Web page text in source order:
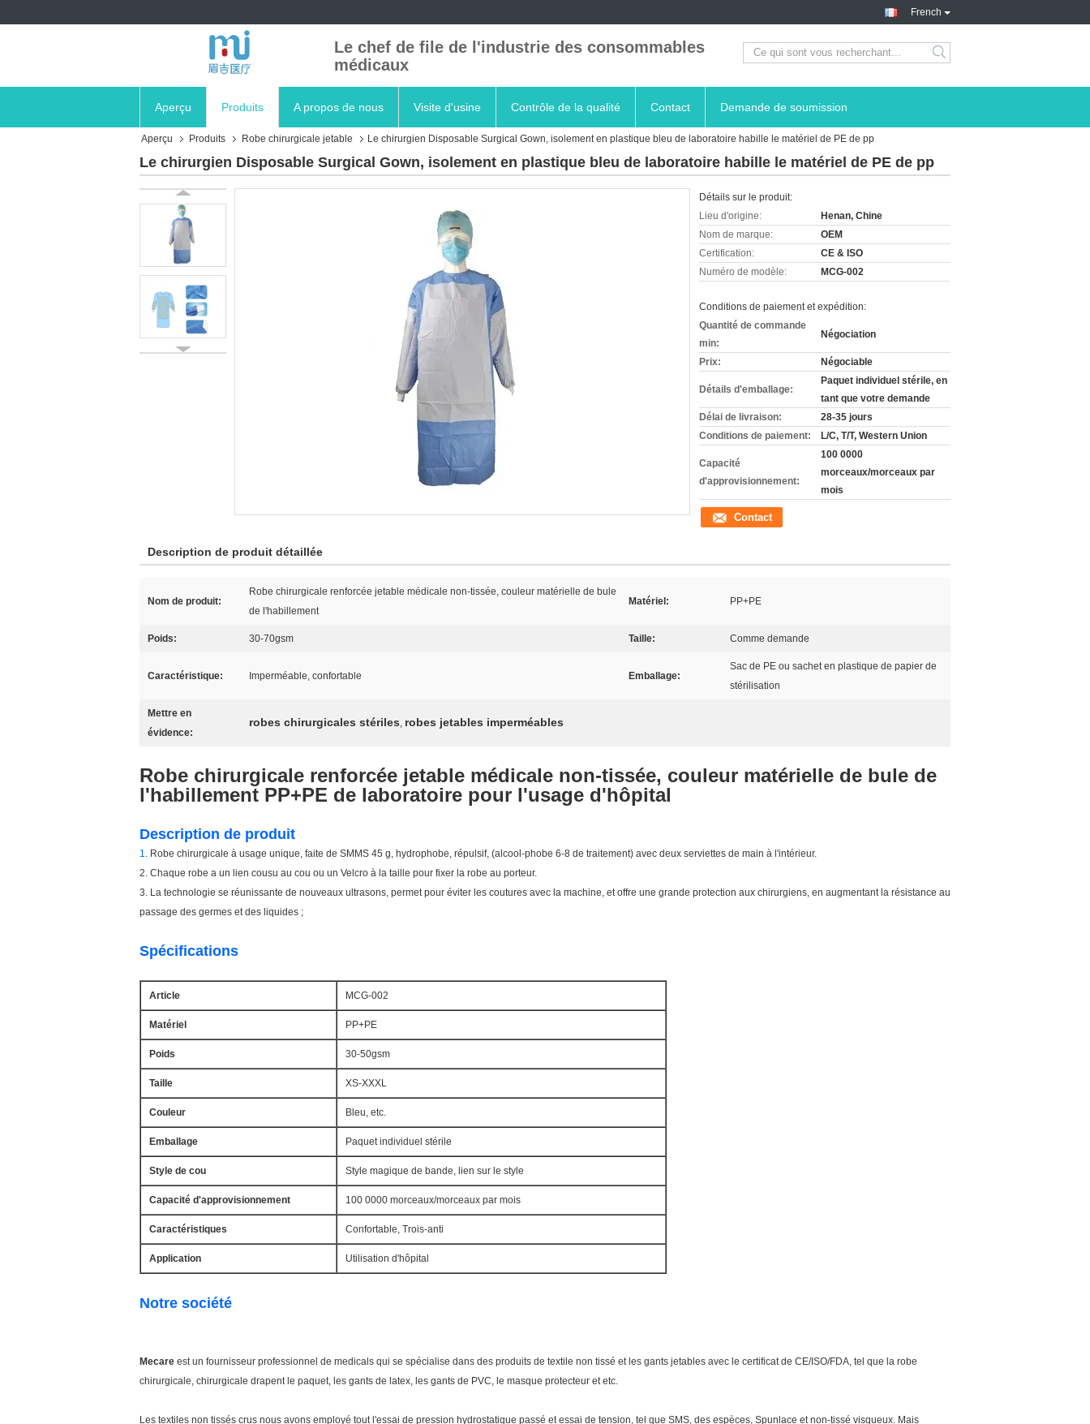
French
Le chef de file de l'industrie des consommables
médicaux
Aperçu Produits A propos de nous Visite d'usine Contrôle de la qualité Contact Demande de soumission
Aperçu Produits Robe chirurgicale jetable Le chirurgien Disposable Surgical Gown, isolement en plastique bleu de laboratoire habille le matériel de PE de pp
Le chirurgien Disposable Surgical Gown, isolement en plastique bleu de laboratoire habille le matériel de PE de pp
Détails sur le produit:
Lieu d'origine:
Henan, Chine
Nom de marque:
OEM
Certification:
CE & ISO
Numéro de modèle:
MCG-002
Conditions de paiement et expédition:
Quantité de commande
min:
Négociation
Prix: Négociable
Détails d'emballage:
Paquet individuel stérile, en
tant que votre demande
Délai de livraison:
28-35 jours
Conditions de paiement:
L/C, T/T, Western Union
Capacité
d'approvisionnement:
100 0000
morceaux/morceaux par
mois
Contact
Description de produit détaillée
Nom de produit:
Robe chirurgicale renforcée jetable médicale non-tissée, couleur matérielle de bule
de l'habillement
Matériel: PP+PE
Poids: 30-70gsm Taille: Comme demande
Caractéristique: Imperméable, confortable Emballage:
Sac de PE ou sachet en plastique de papier de
stérilisation
Mettre en
évidence:
robes chirurgicales stériles, robes jetables imperméables
Robe chirurgicale renforcée jetable médicale non-tissée, couleur matérielle de bule de
l'habillement PP+PE de laboratoire pour l'usage d'hôpital
Description de produit
1. Robe chirurgicale à usage unique, faite de SMMS 45 g, hydrophobe, répulsif, (alcool-phobe 6-8 de traitement) avec deux serviettes de main à l'intérieur.
2. Chaque robe a un lien cousu au cou ou un Velcro à la taille pour fixer la robe au porteur.
3. La technologie se réunissante de nouveaux ultrasons, permet pour éviter les coutures avec la machine, et offre une grande protection aux chirurgiens, en augmentant la résistance au
passage des germes et des liquides ;
Spécifications
Article MCG-002
Matériel PP+PE
Poids 30-50gsm
Taille XS-XXXL
Couleur Bleu, etc.
Emballage Paquet individuel stérile
Style de cou Style magique de bande, lien sur le style
Capacité d'approvisionnement 100 0000 morceaux/morceaux par mois
Caractéristiques Confortable, Trois-anti
Application Utilisation d'hôpital
Notre société
Mecare est un fournisseur professionnel de medicals qui se spécialise dans des produits de textile non tissé et les gants jetables avec le certificat de CE/ISO/FDA, tel que la robe
chirurgicale, chirurgicale drapent le paquet, les gants de latex, les gants de PVC, le masque protecteur et etc.
Les textiles non tissés crus nous avons employé tout l'essai de pression hydrostatique passé et essai de tension, tel que SMS, des espèces, Spunlace et non-tissé visqueux. Mais